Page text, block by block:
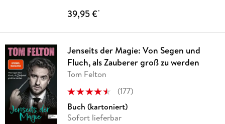
39,95 €*
Jenseits der Magie: Von Segen und
Fluch, als Zauberer groß zu werden
Tom Felton
(177)
Buch (kartoniert)
Sofort lieferbar